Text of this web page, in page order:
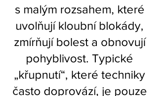
s malým rozsahem, které
uvolňují kloubní blokády,
zmírňují bolest a obnovují
pohyblivost. Typické
„křupnutí“, které techniky
často doprovází, je pouze